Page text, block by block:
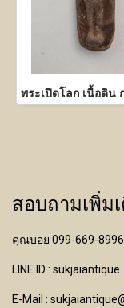
สอบถามเพิ่ม
คุณบอย 099-669-8996
LINE ID : sukjaiantique
E-Mail :